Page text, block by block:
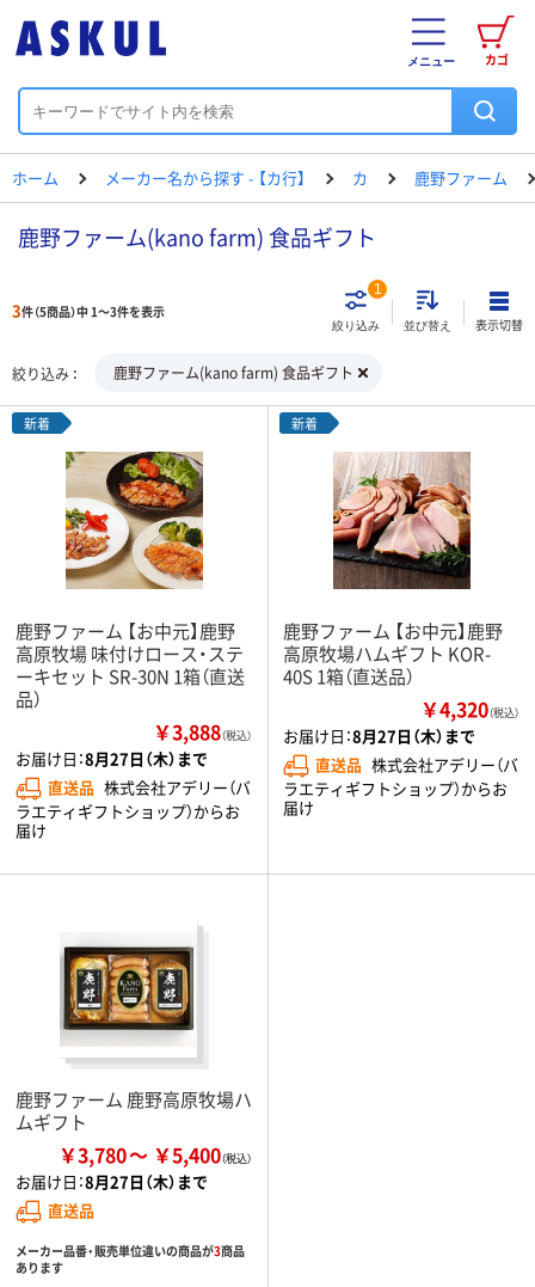
カゴ
メニュー
ホーム メーカー名から探す - 【カ行】 カ 鹿野ファーム
鹿野ファーム(kano farm) 食品ギフト
3件（5商品）中 1～3件を表示
絞り込み
1
並び替え 表示切替
絞り込み 鹿野ファーム(kano farm) 食品ギフト
新着
鹿野ファーム 【お中元】鹿野
高原牧場 味付けロース・ステ
ーキセット SR-30N 1箱（直送
品）
￥3,888（税込）
お届け日：8月27日（木）まで
直送品 株式会社アデリー（バ
ラエティギフトショップ）からお
届け
新着
鹿野ファーム 【お中元】鹿野
高原牧場ハムギフト KOR-
40S 1箱（直送品）
￥4,320（税込）
お届け日：8月27日（木）まで
直送品 株式会社アデリー（バ
ラエティギフトショップ）からお
届け
鹿野ファーム 鹿野高原牧場ハ
ムギフト
￥3,780 ￥5,400
お届け日：8月27日（木）まで
直送品
メーカー品番・販売単位違いの商品が3商品
あります